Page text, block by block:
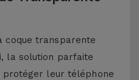
coque transparente
la solution parfaite
protéger leur téléphone